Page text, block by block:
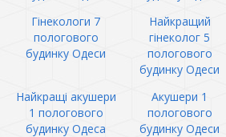
Гінекологи 7
пологового
будинку Одеси
Найкращий
гінеколог 5
пологового
будинку Одеси
Найкращі акушери
1 пологового
будинку Одеса
Акушери 1
пологового
будинку Одеси